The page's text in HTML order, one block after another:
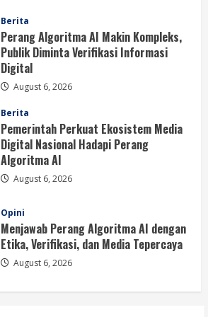
Berita
Pemerintah Perkuat Ekosistem Media
Digital Nasional Hadapi Perang
Algoritma AI
August 6, 2026
Menjawab Perang Algoritma AI dengan
Etika, Verifikasi, dan Media Tepercaya
August 6, 2026
BMP Ajak Masyarakat Tolak Aksi
Anarkis Demi Menjaga Keamanan dan
Pembangunan Papua
August 6, 2026